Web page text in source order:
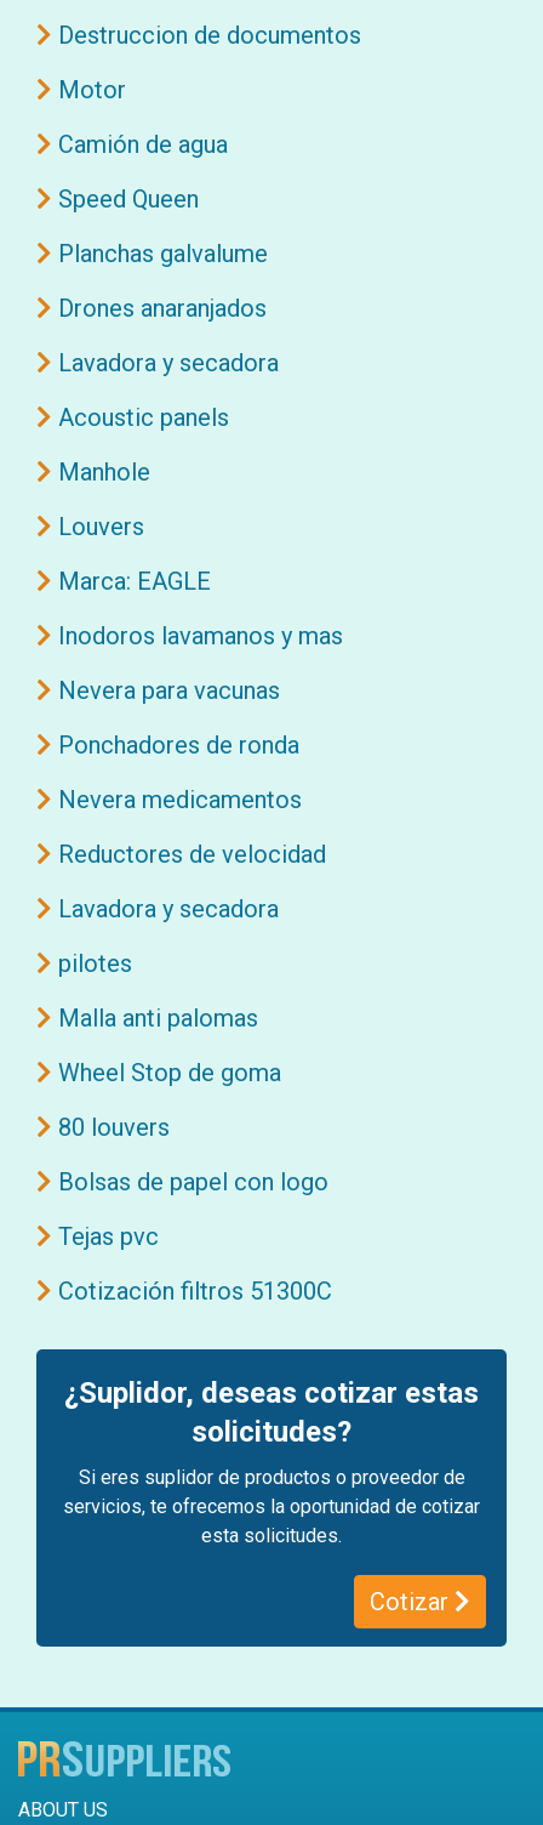
Destruccion de documentos
Motor
Camión de agua
Speed Queen
Planchas galvalume
Drones anaranjados
Lavadora y secadora
Acoustic panels
Manhole
Louvers
Marca: EAGLE
Inodoros lavamanos y mas
Nevera para vacunas
Ponchadores de ronda
Nevera medicamentos
Reductores de velocidad
Lavadora y secadora
pilotes
Malla anti palomas
Wheel Stop de goma
80 louvers
Bolsas de papel con logo
Tejas pvc
Cotización filtros 51300C
¿Suplidor, deseas cotizar estas
solicitudes?
Si eres suplidor de productos o proveedor de
servicios, te ofrecemos la oportunidad de cotizar
esta solicitudes.
Cotizar
ABOUT US